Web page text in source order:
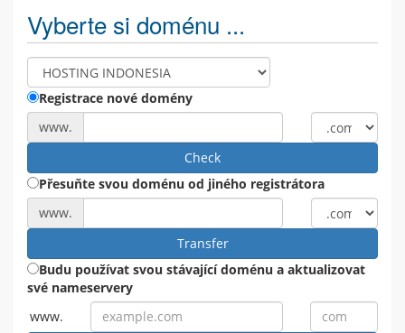
Vyberte si doménu ...
Registrace nové domény
www.
Check
Přesuňte svou doménu od jiného registrátora
www.
Transfer
Budu používat svou stávající doménu a aktualizovat
své nameservery
www.